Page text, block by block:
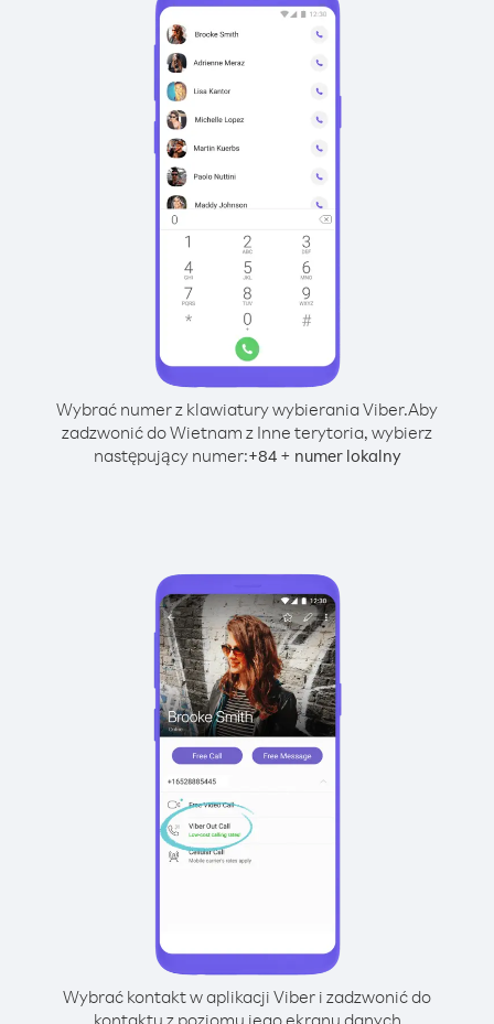
Wybrać numer z klawiatury wybierania Viber.Aby
zadzwonić do Wietnam z Inne terytoria, wybierz
następujący numer:+84+ numer lokalny
Wybrać kontakt w aplikacji Viber i zadzwonić do
kontaktu z poziomu jego ekranu danych